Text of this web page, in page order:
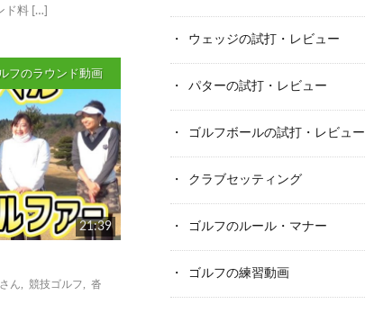
ド料 […]
フのラウンド動画
21:39
ん ,競技ゴルフ ,沓
ウェッジの試打・レビュー
パターの試打・レビュー
ゴルフボールの試打・レビュー
クラブセッティング
ゴルフのルール・マナー
ゴルフの練習動画